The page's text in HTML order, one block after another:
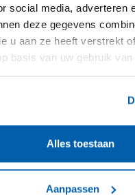
social media, adverteren
deze gegevens
u aan ze heeft verstrekt
basis van uw gebruik van
Alles toestaan
Aanpassen